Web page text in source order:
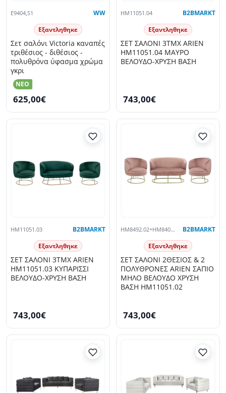
NEO
E9404,S1 WW
Εξαντληθηκε
Σετ σαλόνι Victoria καναπές
τριθέσιος - διθέσιος -
πολυθρόνα ύφασμα χρώμα
γκρι
625,00€
HM11051.04 B2BMARKT
Εξαντληθηκε
ΣΕΤ ΣΑΛΟΝΙ 3ΤΜΧ ARIEN
HM11051.04 ΜΑΥΡΟ
ΒΕΛΟΥΔΟ-ΧΡΥΣΗ ΒΑΣΗ
743,00€
HM11051.03 B2BMARKT
Εξαντληθηκε
ΣΕΤ ΣΑΛΟΝΙ 3ΤΜΧ ARIEN
HM11051.03 ΚΥΠΑΡΙΣΣΙ
ΒΕΛΟΥΔΟ-ΧΡΥΣΗ ΒΑΣΗ
743,00€
HM8492.02+HM8403.02 B2BMARKT
Εξαντληθηκε
ΣΕΤ ΣΑΛΟΝΙ 2ΘΕΣΙΟΣ & 2
ΠΟΛΥΘΡΟΝΕΣ ARIEN ΣΑΠΙΟ
ΜΗΛΟ ΒΕΛΟΥΔΟ ΧΡΥΣΗ
ΒΑΣΗ HM11051.02
743,00€